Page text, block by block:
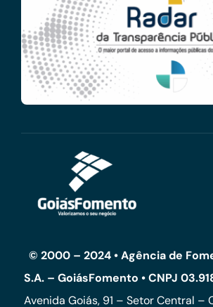
© 2000 – 2024 • Agência de
S.A. – GoiásFomento • CNPJ
Avenida Goiás, 91 – Setor Central –